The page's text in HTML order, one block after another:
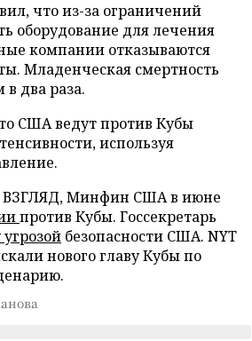
что из-за ограничений
оборудование для лечения
компании отказываются
Младенческая смертность
в два раза.
США ведут против Кубы
используя
ВЗГЛЯД, Минфин США в июне
против Кубы. Госсекретарь
безопасности США. NYT
нового главу Кубы по